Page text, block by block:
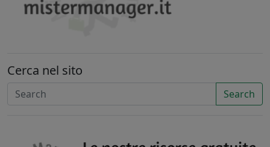
Cerca nel sito
Search